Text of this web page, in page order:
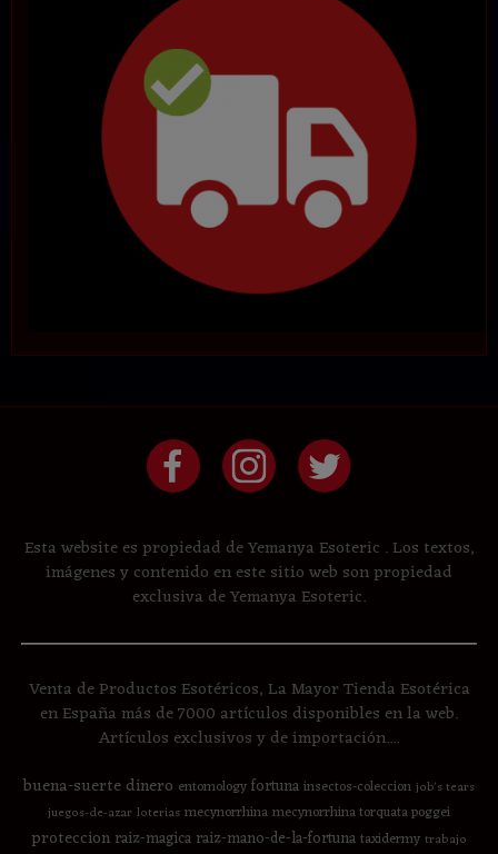
Esta website es propiedad de Yemanya Esoteric . Los textos,
imágenes y contenido en este sitio web son propiedad
exclusiva de Yemanya Esoteric.
Venta de Productos Esotéricos, La Mayor Tienda Esotérica
en España más de 7000 artículos disponibles en la web.
Artículos exclusivos y de importación....
buena-suertedinero entomologyfortunainsectos-coleccion job's tears
juegos-de-azar loterias mecynorrhinamecynorrhina torquata poggei
proteccion raiz-magica raiz-mano-de-la-fortunataxidermy trabajo